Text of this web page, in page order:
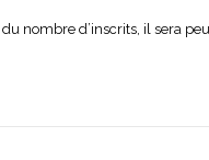
nombre d’inscrits, il sera